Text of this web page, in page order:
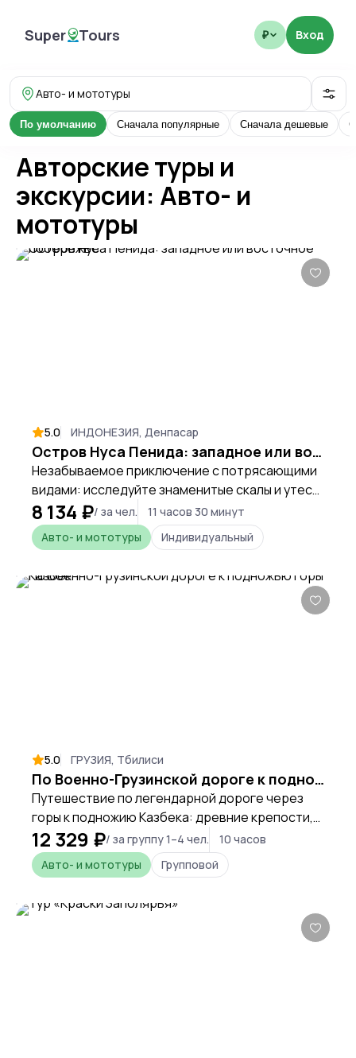
Super Tours
SuperTours ₽ Вход
Авто- и мототуры
По умолчанию Сначала популярные Сначала дешевые
Авторские туры и
экскурсии: Авто- и
мототуры
5.0 ИНДОНЕЗИЯ, Денпасар
Остров Нуса Пенида: западное или восточное побережье
Незабываемое приключение с потрясающими
видами: исследуйте знаменитые скалы и утесы,
насладитесь бирюзовой водой Индийского
океана и окунитесь в местную атмосферу.
8 134 ₽/ за чел.
11 часов 30 минут
Авто- и мототуры
Индивидуальный
5.0 ГРУЗИЯ, Тбилиси
По Военно-Грузинской дороге к подножью горы Казбек
Путешествие по легендарной дороге через
горы к подножию Казбека: древние крепости,
живописные ущелья и величие Кавказа.
12 329 ₽/ за группу 1–4 чел.
10 часов
Авто- и мототуры
Групповой